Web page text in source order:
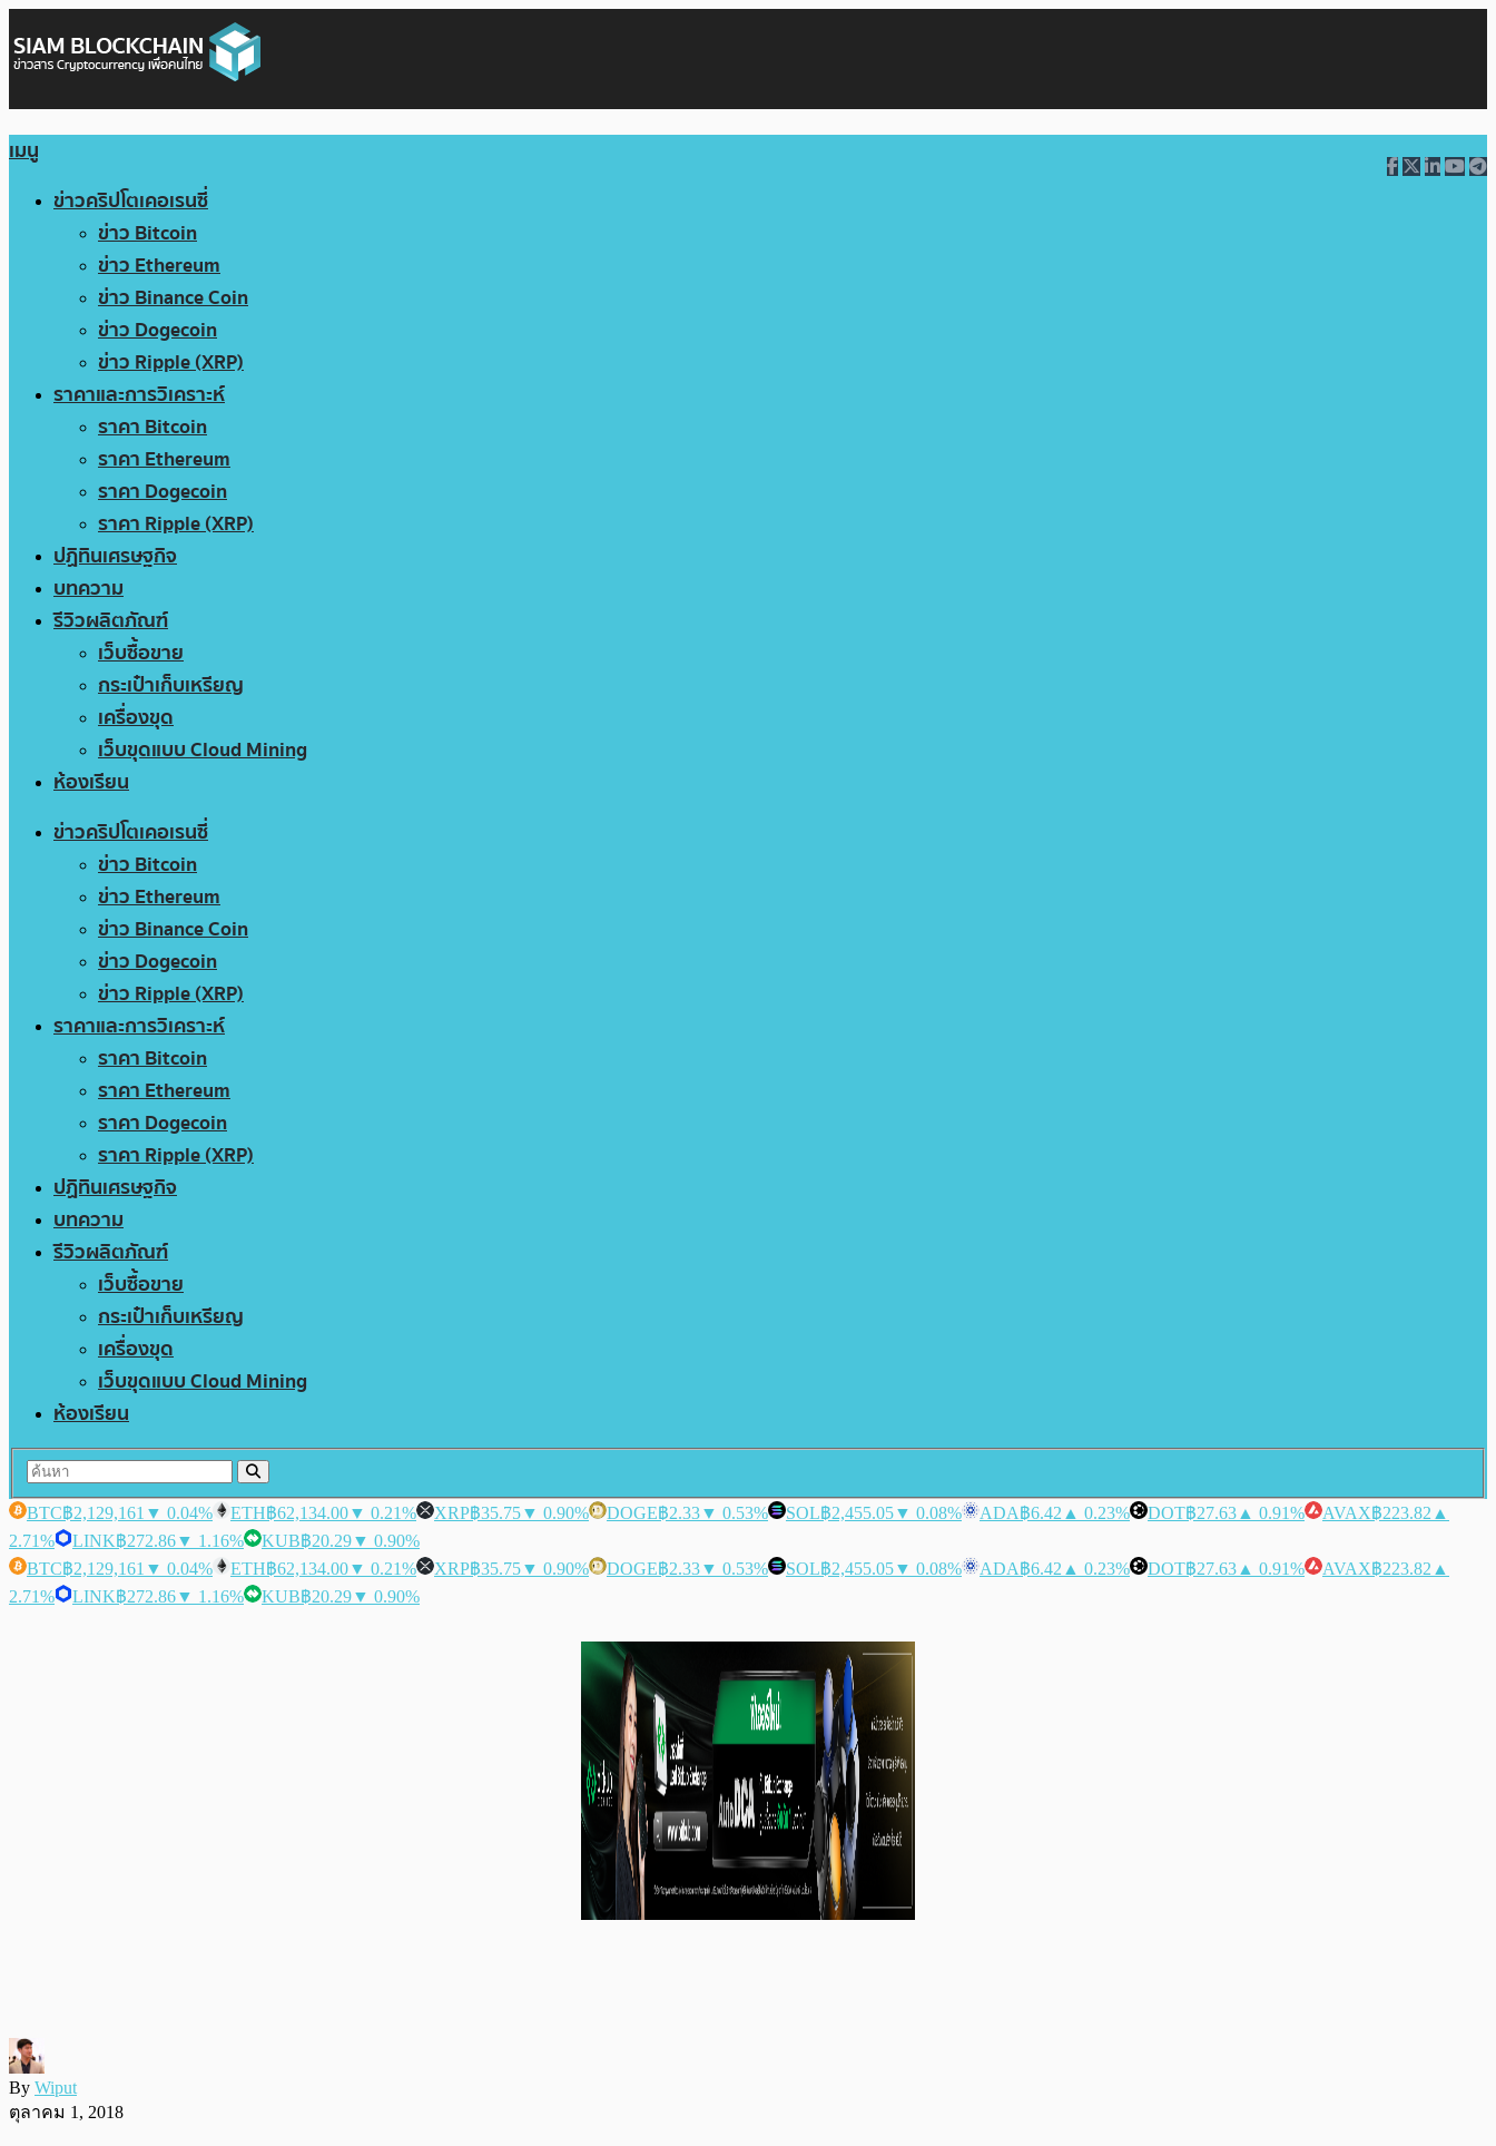
เมนู
ข่าวคริปโตเคอเรนซี่
ข่าว Bitcoin
ข่าว Ethereum
ข่าว Binance Coin
ข่าว Dogecoin
ข่าว Ripple (XRP)
ราคาและการวิเคราะห์
ราคา Bitcoin
ราคา Ethereum
ราคา Dogecoin
ราคา Ripple (XRP)
ปฏิทินเศรษฐกิจ
บทความ
รีวิวผลิตภัณฑ์
เว็บซื้อขาย
กระเป๋าเก็บเหรียญ
เครื่องขุด
เว็บขุดแบบ Cloud Mining
ห้องเรียน
ข่าวคริปโตเคอเรนซี่
ข่าว Bitcoin
ข่าว Ethereum
ข่าว Binance Coin
ข่าว Dogecoin
ข่าว Ripple (XRP)
ราคาและการวิเคราะห์
ราคา Bitcoin
ราคา Ethereum
ราคา Dogecoin
ราคา Ripple (XRP)
ปฏิทินเศรษฐกิจ
บทความ
รีวิวผลิตภัณฑ์
เว็บซื้อขาย
กระเป๋าเก็บเหรียญ
เครื่องขุด
เว็บขุดแบบ Cloud Mining
ห้องเรียน
BTC฿2,129,161 ▼ 0.04% ETH฿62,134.00▼ 0.21% XRP฿35.75▼ 0.90% DOGE฿2.33▼ 0.53% SOL฿2,455.05▼ 0.08% ADA฿6.42 ▲ 0.23% DOT฿27.63 ▲ 0.91% AVAX฿223.82 ▲
2.71%
LINK฿272.86▼ 1.16% KUB฿20.29▼ 0.90%
BTC฿2,129,161 ▼ 0.04% ETH฿62,134.00▼ 0.21% XRP฿35.75▼ 0.90% DOGE฿2.33▼ 0.53% SOL฿2,455.05▼ 0.08% ADA฿6.42 ▲ 0.23% DOT฿27.63 ▲ 0.91% AVAX฿223.82 ▲
2.71%
LINK฿272.86▼ 1.16% KUB฿20.29▼ 0.90%
By Wiput
ตุลาคม 1, 2018